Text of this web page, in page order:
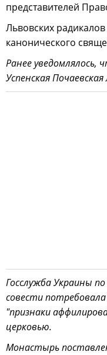
представителей
Львовских
канонического
Ранее уведомлялось,
Успенская Почаевская
Госслужба Украины
совести
"признаки
церковью.
Монастырь